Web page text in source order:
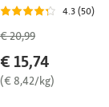
4.3 (50)
€ 20,99
€ 15,74
(€ 8,42/kg)